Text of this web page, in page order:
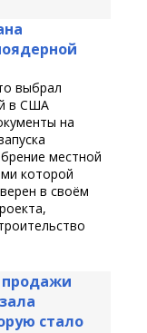
выбрал
в США
на
местной
которой
в своём
стало